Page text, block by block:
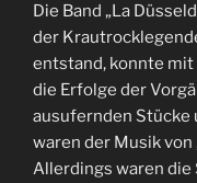
Die Band „La
der
entstand, konnte mit
die Erfolge der
ausufernden Stücke
waren der Musik von
Allerdings waren die